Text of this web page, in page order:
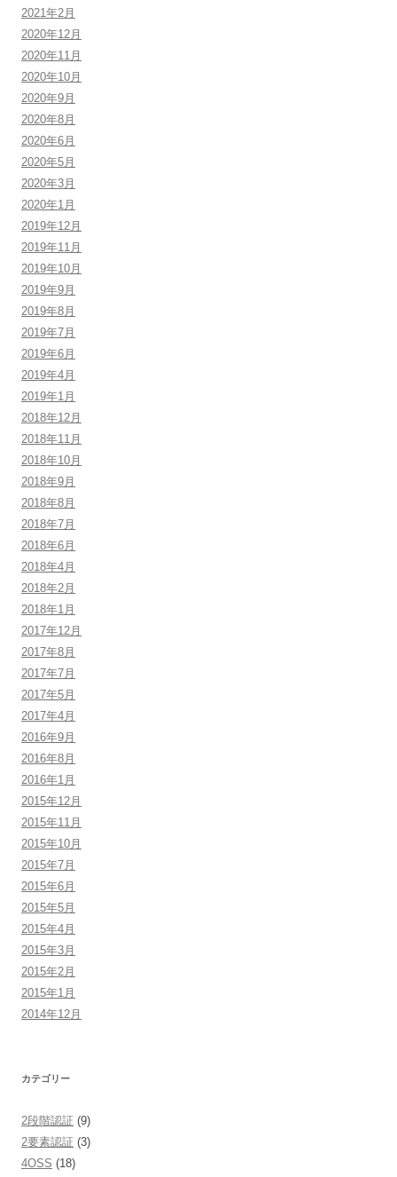
2021年2月
2020年12月
2020年11月
2020年10月
2020年9月
2020年8月
2020年6月
2020年5月
2020年3月
2020年1月
2019年12月
2019年11月
2019年10月
2019年9月
2019年8月
2019年7月
2019年6月
2019年4月
2019年1月
2018年12月
2018年11月
2018年10月
2018年9月
2018年8月
2018年7月
2018年6月
2018年4月
2018年2月
2018年1月
2017年12月
2017年8月
2017年7月
2017年5月
2017年4月
2016年9月
2016年8月
2016年1月
2015年12月
2015年11月
2015年10月
2015年7月
2015年6月
2015年5月
2015年4月
2015年3月
2015年2月
2015年1月
2014年12月
カテゴリー
2段階認証 (9)
2要素認証 (3)
4OSS (18)